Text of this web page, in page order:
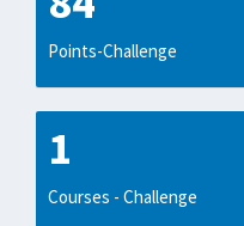
Points-Challenge
1
Courses - Challenge